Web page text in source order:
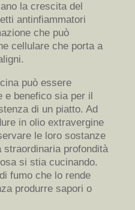
la crescita del
antinfiammatori
che può
cellulare che porta a
può essere
e benefico sia per il
di un piatto. Ad
in olio extravergine
le loro sostanze
straordinaria profondità
si stia cucinando.
fumo che lo rende
produrre sapori o